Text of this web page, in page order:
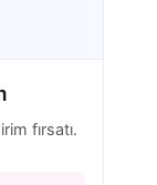
fırsatı.